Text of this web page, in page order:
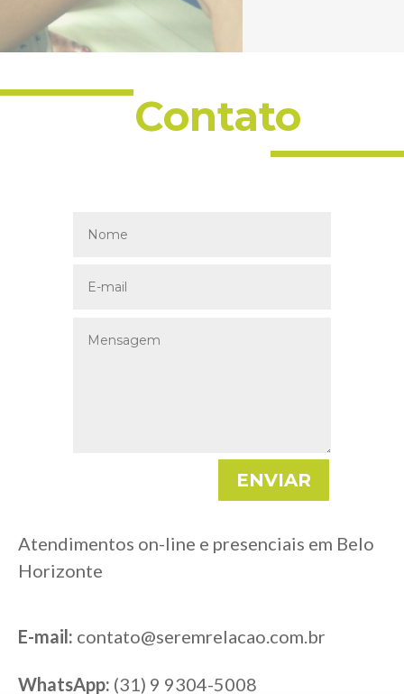
Contato
ENVIAR
Atendimentos on-line e presenciais em Belo
Horizonte
E-mail: contato@seremrelacao.com.br
WhatsApp: (31) 9 9304-5008